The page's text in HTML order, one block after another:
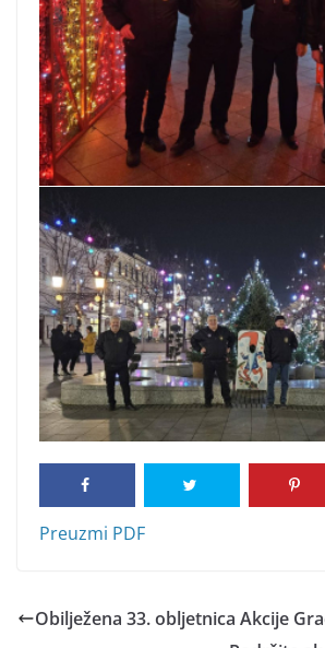
Preuzmi PDF
Obilježena 33. obljetnica Akcije